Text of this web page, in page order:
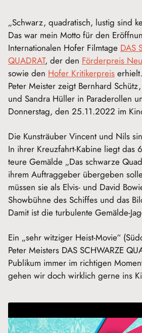
„Schwarz, quadratisch, lustig sind
Das war mein Motto für den
Internationalen Hofer Filmtage DAS
QUADRAT, der den Förderpreis
sowie den Hofer Kritikerpreis
Peter Meister zeigt Bernhard
und Sandra Hüller in Paraderollen
Donnerstag, den 25.11.2022 im
Die Kunsträuber Vincent und Nils
In ihrer Kreuzfahrt-Kabine liegt das
teure Gemälde „Das schwarze
ihrem Auftraggeber übergeben
müssen sie als Elvis- und David
Showbühne des Schiffes und das
Damit ist die turbulente Gemälde-
Ein „sehr witziger Heist-Movie“
Peter Meisters DAS SCHWARZE
Publikum immer im richtigen
gehen wir doch wirklich gerne ins